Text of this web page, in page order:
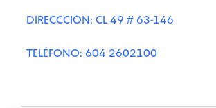
DIRECCCIÓN: CL 49 # 63-146
TELÉFONO: 604 2602100